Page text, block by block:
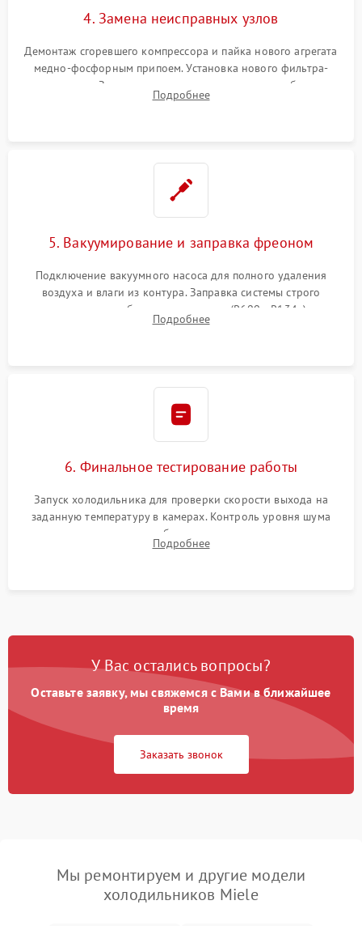
4. Замена неисправных узлов
Демонтаж сгоревшего компрессора и пайка нового агрегата
медно-фосфорным припоем. Установка нового фильтра-
осушителя. Замена изношенных вентиляторов обдува,
сломанных заслонок или поврежденных дверных петель.
Подробнее
5. Вакуумирование и заправка фреоном
Подключение вакуумного насоса для полного удаления
воздуха и влаги из контура. Заправка системы строго
дозированным объемом хладагента (R600a, R134a) по
электронным весам. Контроль рабочего давления в системе.
Подробнее
6. Финальное тестирование работы
Запуск холодильника для проверки скорости выхода на
заданную температуру в камерах. Контроль уровня шума
компрессора, отсутствия обмерзания стенок и корректного
срабатывания системы автоматической оттайки.
Подробнее
У Вас остались вопросы?
Оставьте заявку, мы свяжемся с Вами в ближайшее
время
Заказать звонок
Мы ремонтируем и другие модели
холодильников Miele